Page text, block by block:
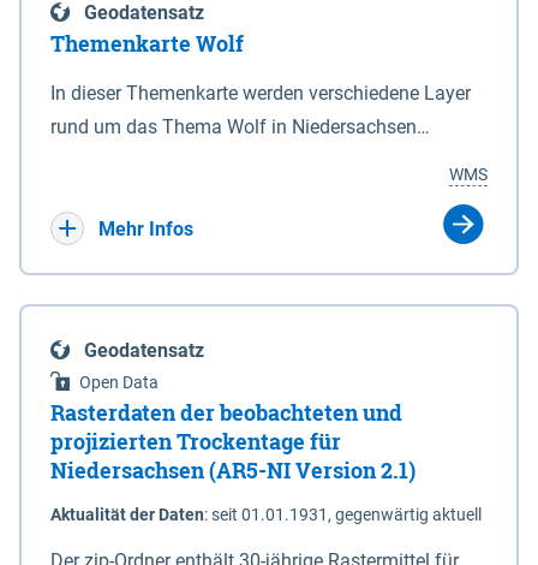
enthalten. Sperrwerke Sperrwerke sind Bauwerke
mit Sperrvorrichtungen in Tidegewässern, die dem
Schutz eines Gebietes vor erhöhten Tiden, vor allem
vor Sturmfluten, zu dienen bestimmt sind (§2 Abs.3
Eigenschaft eines Sperrwerkes durch Widmung, die
die Deichbehörde durch Verordnung ausspricht.
Geodatensatz
Themenkarte Wolf
In dieser Themenkarte werden verschiedene Layer
rund um das Thema Wolf in Niedersachsen
sowie Status der bestehenden Wolfsterritorien im
laufenden Monitoringjahr.
WMS
Mehr Infos
Geodatensatz
Open Data
Rasterdaten der beobachteten und
projizierten Trockentage für
Niedersachsen (AR5-NI Version 2.1)
Aktualität der Daten:seit 01.01.1931, gegenwärtig aktuell